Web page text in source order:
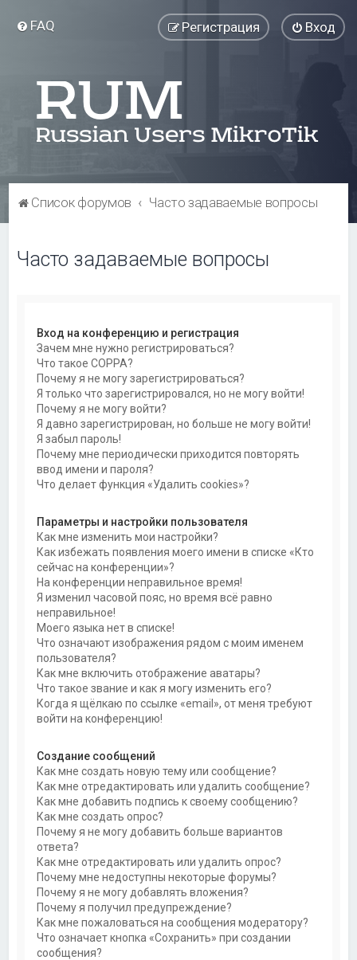
FAQ Вход
Регистрация
Список форумов Часто задаваемые вопросы
Часто задаваемые вопросы
Вход на конференцию и регистрация
Зачем мне нужно регистрироваться?
Что такое COPPA?
Почему я не могу зарегистрироваться?
Я только что зарегистрировался, но не могу войти!
Почему я не могу войти?
Я давно зарегистрирован, но больше не могу войти!
Я забыл пароль!
Почему мне периодически приходится повторять
ввод имени и пароля?
Что делает функция «Удалить cookies»?
Параметры и настройки пользователя
Как мне изменить мои настройки?
Как избежать появления моего имени в списке «Кто
сейчас на конференции»?
На конференции неправильное время!
Я изменил часовой пояс, но время всё равно
неправильное!
Моего языка нет в списке!
Что означают изображения рядом с моим именем
пользователя?
Как мне включить отображение аватары?
Что такое звание и как я могу изменить его?
Когда я щёлкаю по ссылке «email», от меня требуют
войти на конференцию!
Создание сообщений
Как мне создать новую тему или сообщение?
Как мне отредактировать или удалить сообщение?
Как мне добавить подпись к своему сообщению?
Как мне создать опрос?
Почему я не могу добавить больше вариантов
ответа?
Как мне отредактировать или удалить опрос?
Почему мне недоступны некоторые форумы?
Почему я не могу добавлять вложения?
Почему я получил предупреждение?
Как мне пожаловаться на сообщения модератору?
Что означает кнопка «Сохранить» при создании
сообщения?